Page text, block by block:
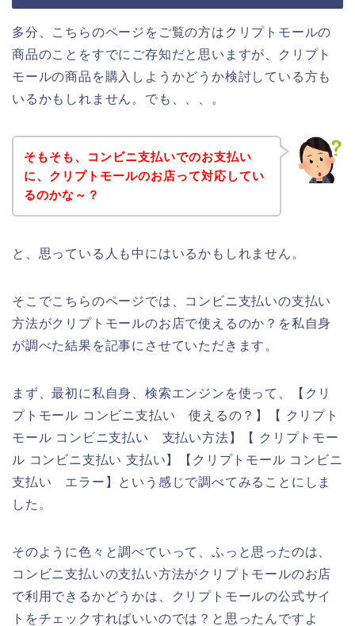
多分、こちらのページをご覧の方はクリプトモールの
商品のことをすでにご存知だと思いますが、クリプト
モールの商品を購入しようかどうか検討している方も
いるかもしれません。でも、、、。
そもそも、コンビニ支払いでのお支払い
に、クリプトモールのお店って対応してい
るのかな～？
と、思っている人も中にはいるかもしれません。
そこでこちらのページでは、コンビニ支払いの支払い
方法がクリプトモールのお店で使えるのか？を私自身
が調べた結果を記事にさせていただきます。
まず、最初に私自身、検索エンジンを使って、【クリ
プトモール コンビニ支払い 使えるの？】【 クリプト
モール コンビニ支払い 支払い方法】【 クリプトモー
ル コンビニ支払い 支払い】【クリプトモール コンビニ
支払い エラー】という感じで調べてみることにしま
した。
そのように色々と調べていって、ふっと思ったのは、
コンビニ支払いの支払い方法がクリプトモールのお店
で利用できるかどうかは、クリプトモールの公式サイ
トをチェックすればいいのでは？と思ったんですよ